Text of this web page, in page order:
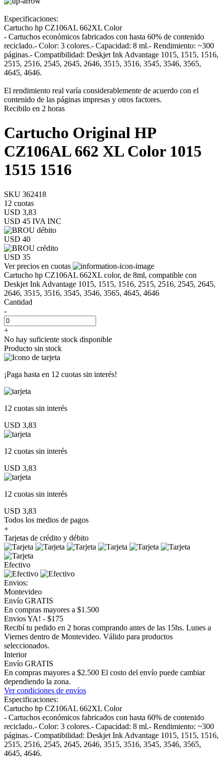
Especificaciones:
Cartucho hp CZ106AL 662XL Color
- Cartuchos económicos fabricados con hasta 60% de contenido
reciclado.- Color: 3 colores.- Capacidad: 8 ml.- Rendimiento: ~300
páginas.- Compatibilidad: Deskjet Ink Advantage 1015, 1515, 1516,
2515, 2516, 2545, 2645, 2646, 3515, 3516, 3545, 3546, 3565,
4645, 4646.
El rendimiento real varía considerablemente de acuerdo con el
contenido de las páginas impresas y otros factores.
Recibilo en 2 horas
Cartucho Original HP
CZ106AL 662 XL Color 1015
1515 1516
SKU 362418
12 cuotas
USD 3,83
USD 45 IVA INC
USD 40
USD 35
Ver precios en cuotas
Cartucho hp CZ106AL 662XL color, de 8ml, compatible con
Deskjet Ink Advantage 1015, 1515, 1516, 2515, 2516, 2545, 2645,
2646, 3515, 3516, 3545, 3546, 3565, 4645, 4646
Cantidad
-
+
No hay suficiente stock disponible
Producto sin stock
¡Paga hasta en 12 cuotas sin interés!
12 cuotas sin interés
USD 3,83
12 cuotas sin interés
USD 3,83
12 cuotas sin interés
USD 3,83
Todos los medios de pagos
+
Tarjetas de crédito y débito
Efectivo
Envios:
Montevideo
Envío GRATIS
En compras mayores a $1.500
Envios YA! - $175
Recibí tu pedido en 2 horas comprando antes de las 15hs. Lunes a
Viernes dentro de Montevideo. Válido para productos
seleccionados.
Interior
Envío GRATIS
En compras mayores a $2.500 El costo del envío puede cambiar
dependiendo la zona.
Ver condiciones de envíos
Especificaciones:
Cartucho hp CZ106AL 662XL Color
- Cartuchos económicos fabricados con hasta 60% de contenido
reciclado.- Color: 3 colores.- Capacidad: 8 ml.- Rendimiento: ~300
páginas.- Compatibilidad: Deskjet Ink Advantage 1015, 1515, 1516,
2515, 2516, 2545, 2645, 2646, 3515, 3516, 3545, 3546, 3565,
4645, 4646.